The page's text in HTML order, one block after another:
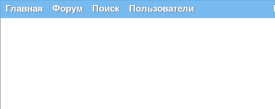
Главная Форум Поиск Пользователи